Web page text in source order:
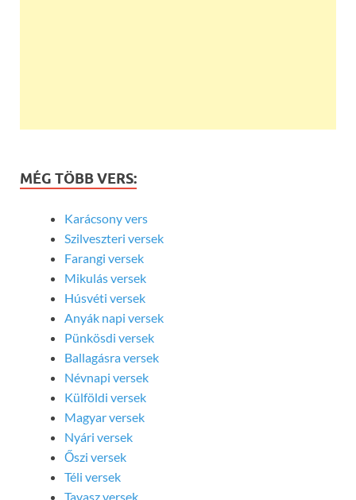
MÉG TÖBB VERS:
Karácsony vers
Szilveszteri versek
Farangi versek
Mikulás versek
Húsvéti versek
Anyák napi versek
Pünkösdi versek
Ballagásra versek
Névnapi versek
Külföldi versek
Magyar versek
Nyári versek
Őszi versek
Téli versek
Tavasz versek